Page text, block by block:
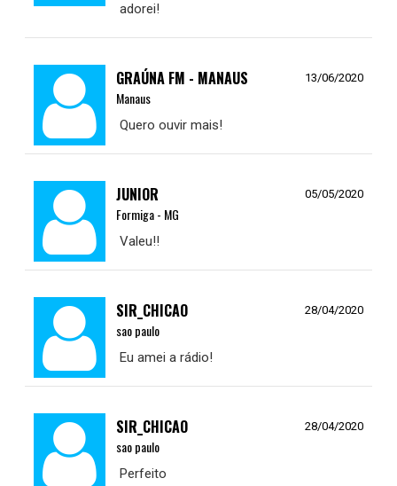
adorei!
GRAÚNA FM - MANAUS 13/06/2020
Manaus
Quero ouvir mais!
JUNIOR 05/05/2020
Formiga - MG
Valeu!!
SIR_CHICAO 28/04/2020
sao paulo
Eu amei a rádio!
SIR_CHICAO 28/04/2020
sao paulo
Perfeito